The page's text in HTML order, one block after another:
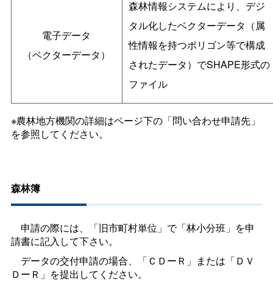
電子データ
（ベクターデータ）
森林情報システムにより、デジ
タル化したベクターデータ（属
性情報を持つポリゴン等で構成
されたデータ）でSHAPE形式の
ファイル
※農林地方機関の詳細はページ下の「問い合わせ申請先」
を参照してください。
森林簿
申請の際には、「旧市町村単位」で「林小分班」を申
請書に記入して下さい。
データの交付申請の場合、「ＣＤーＲ」または「ＤＶ
ＤーＲ」を提出してください。